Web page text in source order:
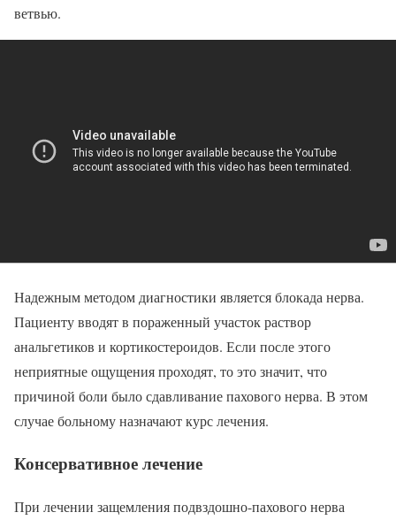
ветвью.
Надежным методом диагностики является блокада нерва.
Пациенту вводят в пораженный участок раствор
анальгетиков и кортикостероидов. Если после этого
неприятные ощущения проходят, то это значит, что
причиной боли было сдавливание пахового нерва. В этом
случае больному назначают курс лечения.
Консервативное лечение
При лечении защемления подвздошно-пахового нерва